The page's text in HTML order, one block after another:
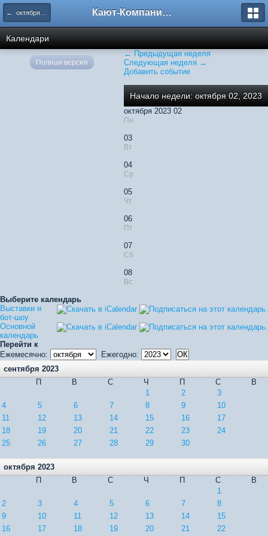
← октября 2023 Кают-Компания "Катера и Яхты"
Календари
← Предыдущая неделя
Следующая неделя →
Добавить событие
Начало недели: октября 02, 2023
октября 2023 02
Пн
03
Вт
04
Ср
05
Чт
06
Пт
07
Сб
08
Вс
Выберите календарь
Выставки и
бот-шоу
Основной
календарь
Перейти к
Ежемесячно:
Ежегодно:
сентября 2023
П
В С Ч П С
В
1
2
3
4
5 6 7 8 9
10
11
12 13 14 15 16
17
18
19 20 21 22 23
24
25
26 27 28 29 30
октября 2023
П
В С Ч П С
В
1
2
3 4 5 6 7
8
9
10 11 12 13 14
15
16
17 18 19 20 21 22
Полная версия